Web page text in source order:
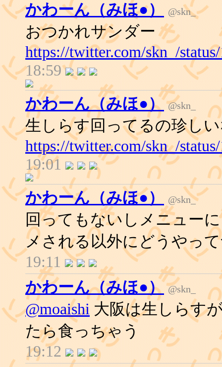
かわーん（みほ●）
@skn_
おつかれサンダー
https://twitter.com/skn_/
18:59
かわーん（みほ●） @skn_
生しらす回ってるの珍し
https://twitter.com/skn_/
19:01
かわーん（みほ●）
@skn_
回ってもないしメニュー
メされる以外にどうやっ
19:11
かわーん（みほ●） @skn_
@moaishi 大阪は生しらす
たら食っちゃう
19:12